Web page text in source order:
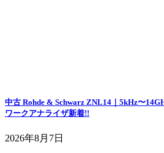
中古 Rohde & Schwarz ZNL14｜5kHz〜
ワークアナライザ新着!!
2026年8月7日